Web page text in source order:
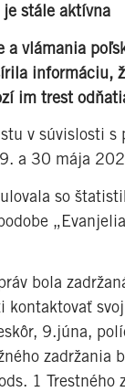
stále aktívna
vlámania
im trest
v súvislosti
a 30 mája
so
bola
9.júna,
zadržania
1